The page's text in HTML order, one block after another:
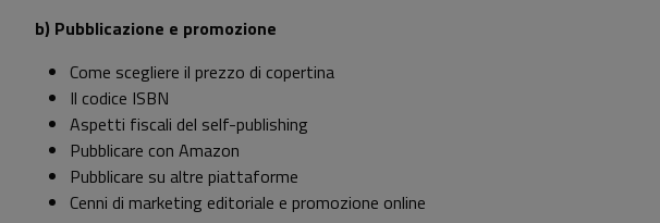
b) Pubblicazione e promozione
Come scegliere il prezzo di copertina
Il codice ISBN
Aspetti fiscali del self-publishing
Pubblicare con Amazon
Pubblicare su altre piattaforme
Cenni di marketing editoriale e promozione online